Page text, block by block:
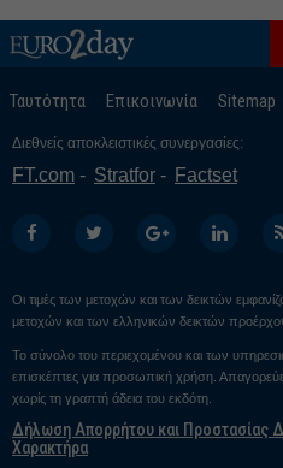
Ταυτότητα Επικοινωνία Sitemap
Διεθνείς αποκλειστικές συνεργασίες:
FT.com Stratfor Factset
Οι τιμές των μετοχών και των δεικτών
μετοχών και των ελληνικών δεικτών
Το σύνολο του περιεχομένου και των
επισκέπτες για προσωπική χρήση.
χωρίς τη γραπτή άδεια του εκδότη.
Δήλωση Απορρήτου και Προστασίας
Χαρακτήρα